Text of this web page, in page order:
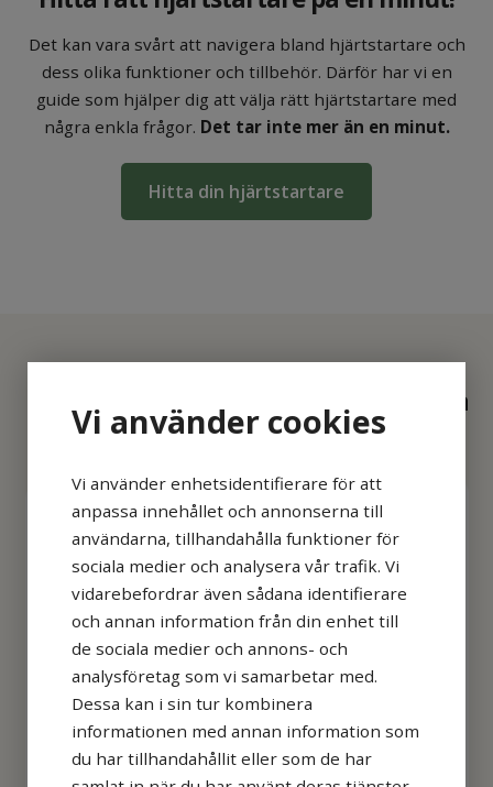
Vi använder cookies
Vi använder enhetsidentifierare för att
anpassa innehållet och annonserna till
användarna, tillhandahålla funktioner för
sociala medier och analysera vår trafik. Vi
vidarebefordrar även sådana identifierare
och annan information från din enhet till
de sociala medier och annons- och
analysföretag som vi samarbetar med.
Dessa kan i sin tur kombinera
informationen med annan information som
du har tillhandahållit eller som de har
Det kan vara svårt att navigera bland hjärtstartare och
dess olika funktioner och tillbehör. Därför har vi en
guide som hjälper dig att välja rätt hjärtstartare med
några enkla frågor. Det tar inte mer än en minut.
Hitta din hjärtstartare
Hjärtstartare, viktigt att ha en hemma
eller på kontoret